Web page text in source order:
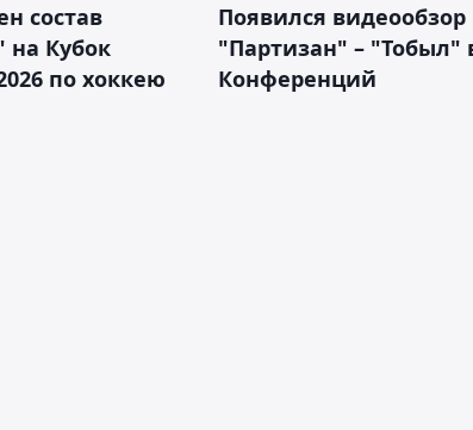
состав
на Кубок
по хоккею
Появился
"Партизан" – "Тобыл"
Конференций